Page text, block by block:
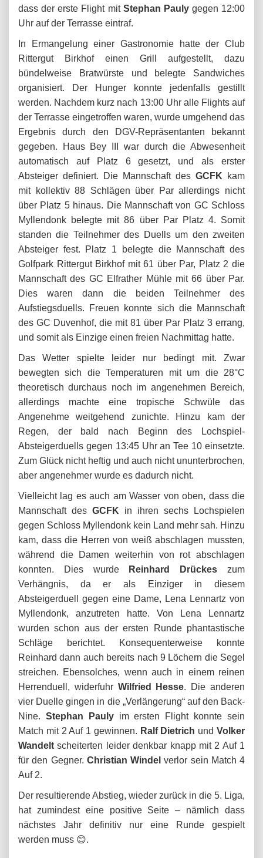
dass der erste Flight mit Stephan Paulygegen 12:00
Uhr auf der Terrasse eintraf.
In Ermangelung einer Gastronomie hatte der Club
Rittergut Birkhof einen Grill aufgestellt, dazu
bündelweise Bratwürste und belegte Sandwiches
organisiert. Der Hunger konnte jedenfalls gestillt
werden. Nachdem kurz nach 13:00 Uhr alle Flights auf
der Terrasse eingetroffen waren, wurde umgehend das
Ergebnis durch den DGV-Repräsentanten bekannt
gegeben. Haus Bey III war durch die Abwesenheit
automatisch auf Platz 6 gesetzt, und als erster
Absteiger definiert. Die Mannschaft des GCFK kam
mit kollektiv 88 Schlägen über Par allerdings nicht
über Platz 5 hinaus. Die Mannschaft von GC Schloss
Myllendonk belegte mit 86 über Par Platz 4. Somit
standen die Teilnehmer des Duells um den zweiten
Absteiger fest. Platz 1 belegte die Mannschaft des
Golfpark Rittergut Birkhof mit 61 über Par, Platz 2 die
Mannschaft des GC Elfrather Mühle mit 66 über Par.
Dies waren dann die beiden Teilnehmer des
Aufstiegsduells. Freuen konnte sich die Mannschaft
des GC Duvenhof, die mit 81 über Par Platz 3 errang,
und somit als Einzige einen freien Nachmittag hatte.
Das Wetter spielte leider nur bedingt mit. Zwar
bewegten sich die Temperaturen mit um die 28°C
theoretisch durchaus noch im angenehmen Bereich,
allerdings machte eine tropische Schwüle das
Angenehme weitgehend zunichte. Hinzu kam der
Regen, der bald nach Beginn des Lochspiel-
Absteigerduells gegen 13:45 Uhr an Tee 10 einsetzte.
Zum Glück nicht heftig und auch nicht ununterbrochen,
aber angenehmer wurde es dadurch nicht.
Vielleicht lag es auch am Wasser von oben, dass die
Mannschaft des GCFK in ihren sechs Lochspielen
gegen Schloss Myllendonk kein Land mehr sah. Hinzu
kam, dass die Herren von weiß abschlagen mussten,
während die Damen weiterhin von rot abschlagen
konnten. Dies wurde
Reinhard Drückes zum
Verhängnis, da er als Einziger in diesem
Absteigerduell gegen eine Dame, Lena Lennartz von
Myllendonk, anzutreten hatte. Von Lena Lennartz
wurden schon aus der ersten Runde phantastische
Schläge berichtet. Konsequenterweise konnte
Reinhard dann auch bereits nach 9 Löchern die Segel
streichen. Ebensolches, wenn auch in einem reinen
Herrenduell, widerfuhr Wilfried Hesse. Die anderen
vier Duelle gingen in die „Verlängerung“ auf den Back-
Nine. Stephan Paulyim ersten Flight konnte sein
Match mit 2 Auf 1 gewinnen. Ralf Dietrich undVolker
Wandelt scheiterten leider denkbar knapp mit 2 Auf 1
für den Gegner. Christian Windel verlor sein Match 4
Auf 2.
Der resultierende Abstieg, wieder zurück in die 5. Liga,
hat zumindest eine positive Seite – nämlich dass
nächstes Jahr definitiv nur eine Runde gespielt
werden muss 😊.